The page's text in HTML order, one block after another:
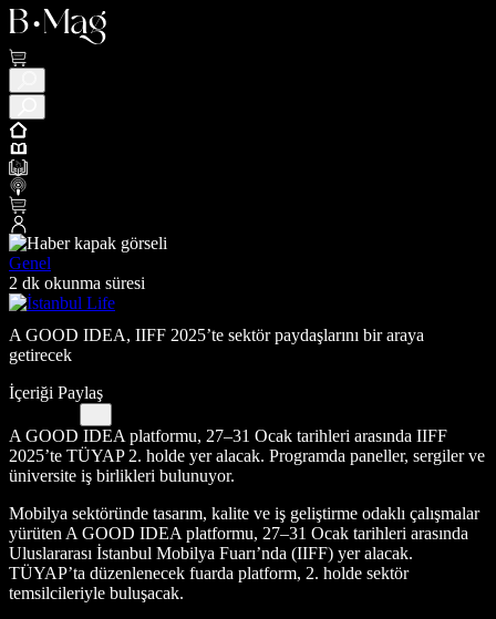
Genel
2 dk okunma süresi
A GOOD IDEA, IIFF 2025’te sektör paydaşlarını bir araya
getirecek
İçeriği Paylaş
A GOOD IDEA platformu, 27–31 Ocak tarihleri arasında IIFF
2025’te TÜYAP 2. holde yer alacak. Programda paneller, sergiler ve
üniversite iş birlikleri bulunuyor.
Mobilya sektöründe tasarım, kalite ve iş geliştirme odaklı çalışmalar
yürüten A GOOD IDEA platformu, 27–31 Ocak tarihleri arasında
Uluslararası İstanbul Mobilya Fuarı’nda (IIFF) yer alacak.
TÜYAP’ta düzenlenecek fuarda platform, 2. holde sektör
temsilcileriyle buluşacak.